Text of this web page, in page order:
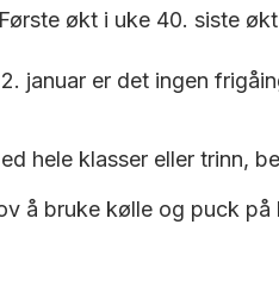
økt i uke 40. siste
januar er det ingen
hele klasser eller trinn,
å bruke kølle og puck på